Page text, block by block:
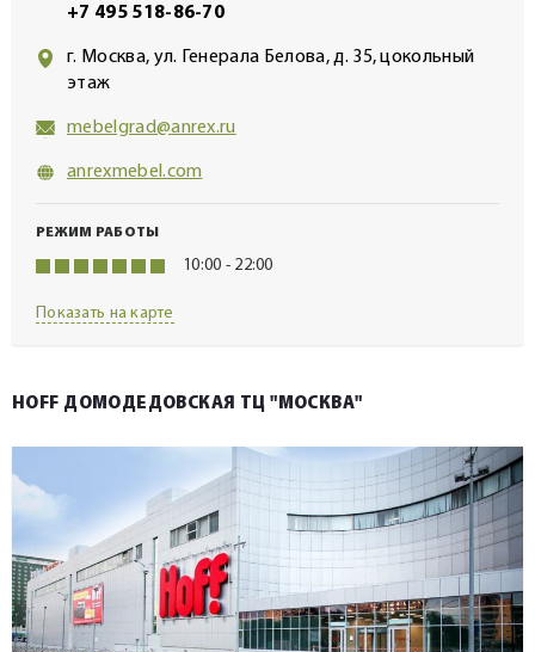
+7 495 518-86-70
г. Москва, ул. Генерала Белова, д. 35, цокольный
этаж
mebelgrad@anrex.ru
anrexmebel.com
РЕЖИМ РАБОТЫ
10:00 - 22:00
Показать на карте
HOFF ДОМОДЕДОВСКАЯ ТЦ "МОСКВА"